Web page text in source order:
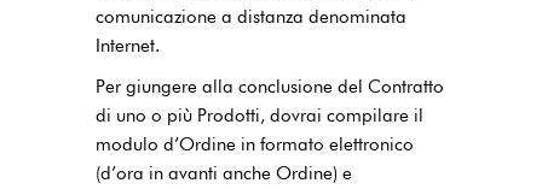
comunicazione a distanza denominata
Internet.
Per giungere alla conclusione del Contratto
di uno o più Prodotti, dovrai compilare il
modulo d’Ordine in formato elettronico
(d’ora in avanti anche Ordine) e